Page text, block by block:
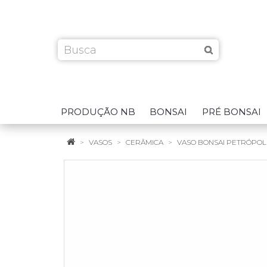
PRODUÇÃO NB BONSAI PRÉ BONSAI
VASOS CERÂMICA VASO BONSAI